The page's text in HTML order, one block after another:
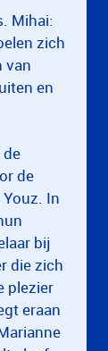
Mihai:
zich
van
en
de
In
bij
die zich
plezier
eraan